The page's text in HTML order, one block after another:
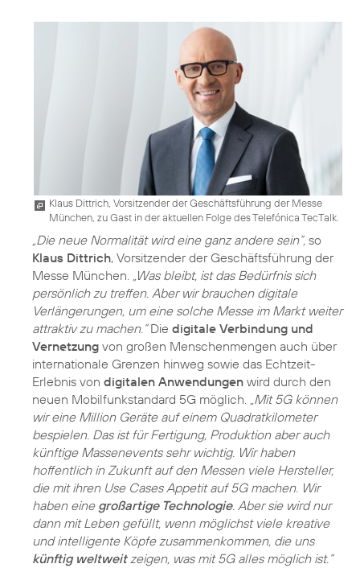
Klaus Dittrich, Vorsitzender der Geschäftsführung der Messe
München, zu Gast in der aktuellen Folge des Telefónica TecTalk.
„Die neue Normalität wird eine ganz andere sein“, so
Klaus Dittrich, Vorsitzender der Geschäftsführung der
Messe München. „Was bleibt, ist das Bedürfnis sich
persönlich zu treffen. Aber wir brauchen digitale
Verlängerungen, um eine solche Messe im Markt weiter
attraktiv zu machen.“Die digitale Verbindung und
Vernetzung von großen Menschenmengen auch über
internationale Grenzen hinweg sowie das Echtzeit-
Erlebnis von digitalen Anwendungen wird durch den
neuen Mobilfunkstandard 5G möglich. „Mit 5G können
wir eine Million Geräte auf einem Quadratkilometer
bespielen. Das ist für Fertigung, Produktion aber auch
künftige Massenevents sehr wichtig. Wir haben
hoffentlich in Zukunft auf den Messen viele Hersteller,
die mit ihren Use Cases Appetit auf 5G machen. Wir
haben eine großartige Technologie. Aber sie wird nur
dann mit Leben gefüllt, wenn möglichst viele kreative
und intelligente Köpfe zusammenkommen, die uns
künftig weltweitzeigen, was mit 5G alles möglich ist.“